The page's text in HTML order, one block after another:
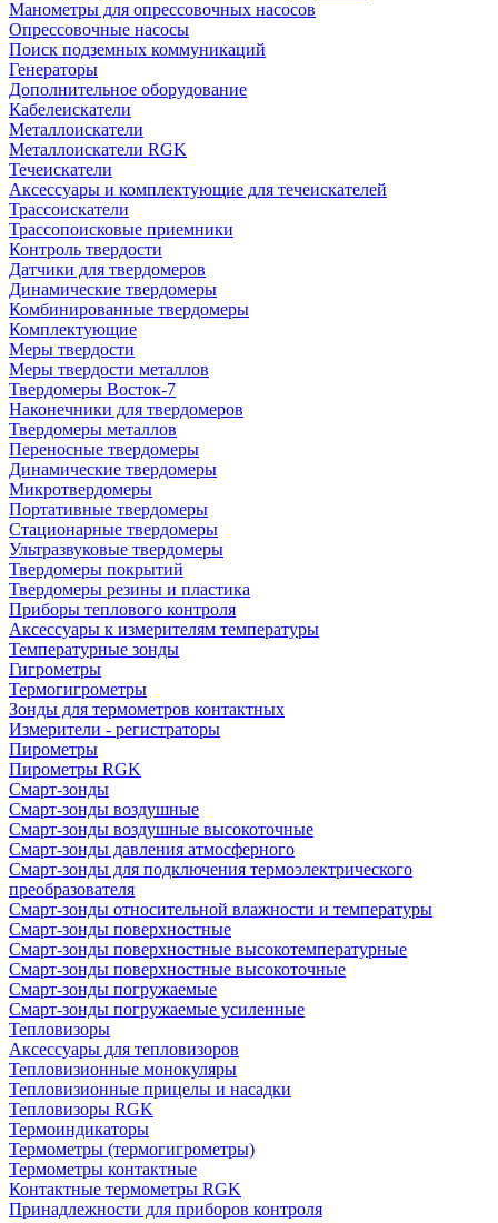
Манометры для опрессовочных насосов
Опрессовочные насосы
Поиск подземных коммуникаций
Генераторы
Дополнительное оборудование
Кабелеискатели
Металлоискатели
Металлоискатели RGK
Течеискатели
Аксессуары и комплектующие для течеискателей
Трассоискатели
Трассопоисковые приемники
Контроль твердости
Датчики для твердомеров
Динамические твердомеры
Комбинированные твердомеры
Комплектующие
Меры твердости
Меры твердости металлов
Твердомеры Восток-7
Наконечники для твердомеров
Твердомеры металлов
Переносные твердомеры
Динамические твердомеры
Микротвердомеры
Портативные твердомеры
Стационарные твердомеры
Ультразвуковые твердомеры
Твердомеры покрытий
Твердомеры резины и пластика
Приборы теплового контроля
Аксессуары к измерителям температуры
Температурные зонды
Гигрометры
Термогигрометры
Зонды для термометров контактных
Измерители - регистраторы
Пирометры
Пирометры RGK
Смарт-зонды
Смарт-зонды воздушные
Смарт-зонды воздушные высокоточные
Смарт-зонды давления атмосферного
Смарт-зонды для подключения термоэлектрического
преобразователя
Смарт-зонды относительной влажности и температуры
Смарт-зонды поверхностные
Смарт-зонды поверхностные высокотемпературные
Смарт-зонды поверхностные высокоточные
Смарт-зонды погружаемые
Смарт-зонды погружаемые усиленные
Тепловизоры
Аксессуары для тепловизоров
Тепловизионные монокуляры
Тепловизионные прицелы и насадки
Тепловизоры RGK
Термоиндикаторы
Термометры (термогигрометры)
Термометры контактные
Контактные термометры RGK
Принадлежности для приборов контроля